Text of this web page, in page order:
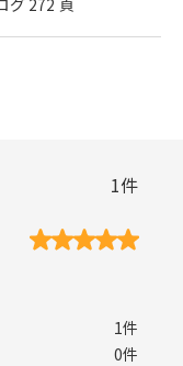
グ 272 頁
1件
1件
0件